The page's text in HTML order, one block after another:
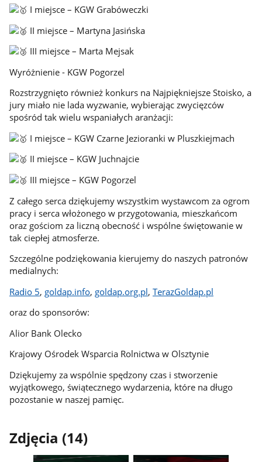
I miejsce – KGW Grabóweczki
II miejsce – Martyna Jasińska
III miejsce – Marta Mejsak
Wyróżnienie - KGW Pogorzel
Rozstrzygnięto również konkurs na Najpiękniejsze Stoisko, a
jury miało nie lada wyzwanie, wybierając zwycięzców
spośród tak wielu wspaniałych aranżacji:
I miejsce – KGW Czarne Jezioranki w Pluszkiejmach
II miejsce – KGW Juchnajcie
III miejsce – KGW Pogorzel
Z całego serca dziękujemy wszystkim wystawcom za ogrom
pracy i serca włożonego w przygotowania, mieszkańcom
oraz gościom za liczną obecność i wspólne świętowanie w
tak ciepłej atmosferze.
Szczególne podziękowania kierujemy do naszych patronów
medialnych:
Radio 5, goldap.info, goldap.org.pl, TerazGoldap.pl
oraz do sponsorów:
Alior Bank Olecko
Krajowy Ośrodek Wsparcia Rolnictwa w Olsztynie
Dziękujemy za wspólnie spędzony czas i stworzenie
wyjątkowego, świątecznego wydarzenia, które na długo
pozostanie w naszej pamięc.
Zdjęcia (14)